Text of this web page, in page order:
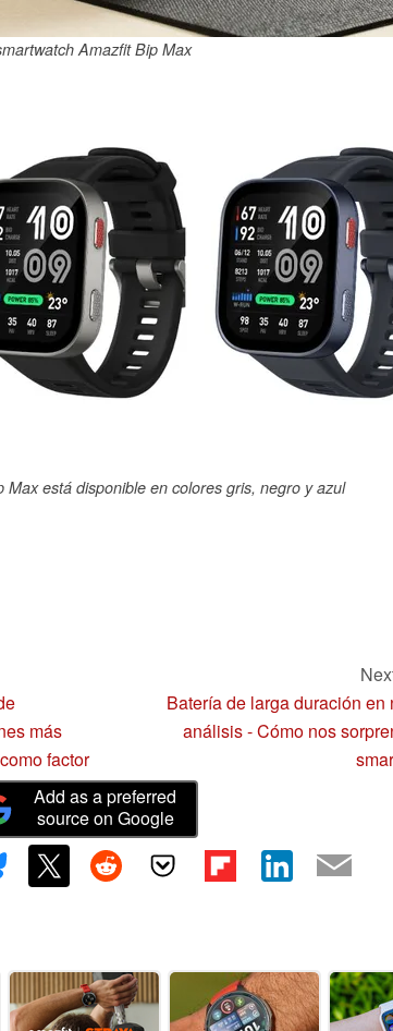
Amazfit Bip Max
Max está disponible en colores gris, negro y azul
más
factor
Batería de larga duración en
análisis - Cómo nos
Add as a preferred
source on Google